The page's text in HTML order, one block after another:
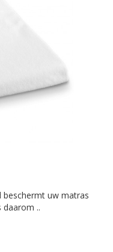
uw matras
daarom ..